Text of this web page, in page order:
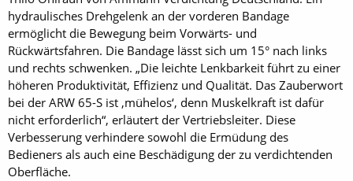
hydraulisches Drehgelenk an der vorderen Bandage
ermöglicht die Bewegung beim Vorwärts- und
Rückwärtsfahren. Die Bandage lässt sich um 15° nach links
und rechts schwenken. „Die leichte Lenkbarkeit führt zu einer
höheren Produktivität, Effizienz und Qualität. Das Zauberwort
bei der ARW 65-S ist ‚mühelos‘, denn Muskelkraft ist dafür
nicht erforderlich“, erläutert der Vertriebsleiter. Diese
Verbesserung verhindere sowohl die Ermüdung des
Bedieners als auch eine Beschädigung der zu verdichtenden
Oberfläche.